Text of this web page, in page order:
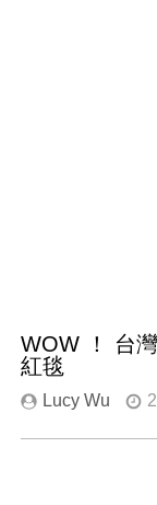
WOW ！ 台
紅毯
Lucy Wu